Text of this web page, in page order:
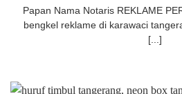
Papan Nama Notaris REKLAME
bengkel reklame di karawaci
[...]